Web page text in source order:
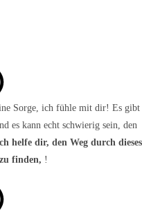
Sorge, ich fühle mit dir! Es gibt
es kann echt schwierig sein, den
helfe dir, den Weg durch dieses
finden, !